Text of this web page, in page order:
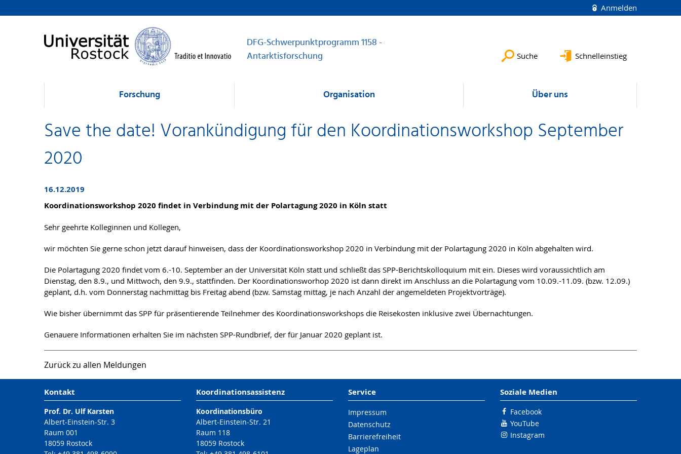
Anmelden
DFG-Schwerpunktprogramm 1158 -
Antarktisforschung
Suche Schnelleinstieg
Forschung Organisation Über uns
Save the date! Vorankündigung für den Koordinationsworkshop September
2020
16.12.2019
Koordinationsworkshop 2020 findet in Verbindung mit der Polartagung 2020 in Köln statt
Sehr geehrte Kolleginnen und Kollegen,
wir möchten Sie gerne schon jetzt darauf hinweisen, dass der Koordinationsworkshop 2020 in Verbindung mit der Polartagung 2020 in Köln abgehalten wird.
Die Polartagung 2020 findet vom 6.-10. September an der Universität Köln statt und schließt das SPP-Berichtskolloquium mit ein. Dieses wird voraussichtlich am
Dienstag, den 8.9., und Mittwoch, den 9.9., stattfinden. Der Koordinationsworhop 2020 ist dann direkt im Anschluss an die Polartagung vom 10.09.-11.09. (bzw. 12.09.)
geplant, d.h. vom Donnerstag nachmittag bis Freitag abend (bzw. Samstag mittag, je nach Anzahl der angemeldeten Projektvorträge).
Wie bisher übernimmt das SPP für präsentierende Teilnehmer des Koordinationsworkshops die Reisekosten inklusive zwei Übernachtungen.
Genauere Informationen erhalten Sie im nächsten SPP-Rundbrief, der für Januar 2020 geplant ist.
Zurück zu allen Meldungen
Kontakt
Prof. Dr. Ulf Karsten
Albert-Einstein-Str. 3
Raum 001
18059 Rostock
Koordinationsassistenz
Koordinationsbüro
Albert-Einstein-Str. 21
Raum 118
18059 Rostock
Service
Impressum
Datenschutz
Barrierefreiheit
Lageplan
Soziale Medien
Facebook
YouTube
Instagram